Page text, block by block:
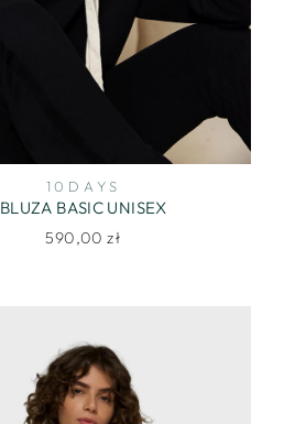
10DAYS
BLUZA BASIC UNISEX
590,00 zł